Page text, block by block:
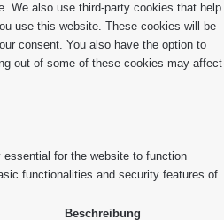
We also use third-party cookies that help
use this website. These cookies will be
consent. You also have the option to
out of some of these cookies may affect
for the website to function
functionalities and security features of
Beschreibung